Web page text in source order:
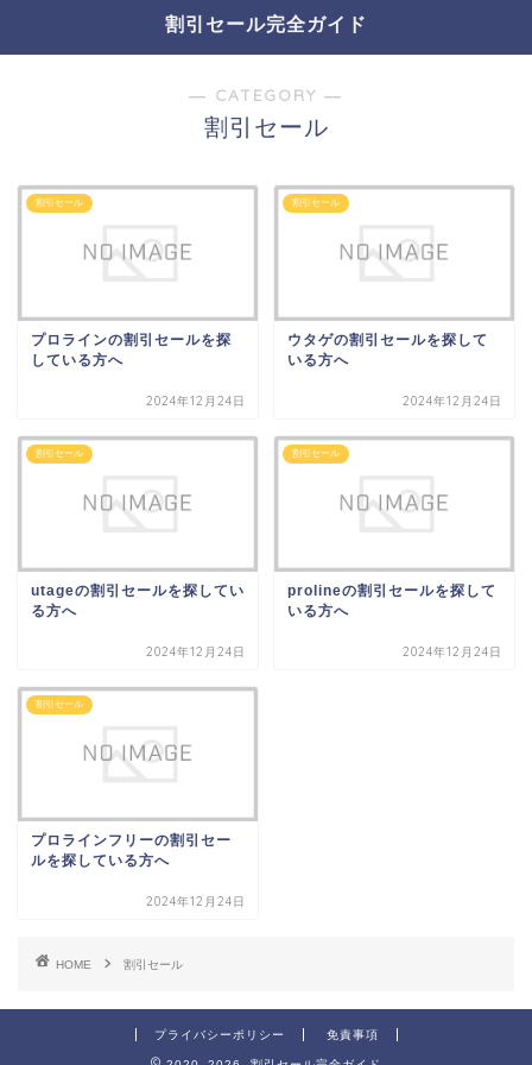
割引セール完全ガイド
― CATEGORY ―
割引セール
割引セール
プロラインの割引セールを探
している方へ
2024年12月24日
割引セール
ウタゲの割引セールを探して
いる方へ
2024年12月24日
割引セール
utageの割引セールを探してい
る方へ
2024年12月24日
割引セール
prolineの割引セールを探して
いる方へ
2024年12月24日
割引セール
プロラインフリーの割引セー
ルを探している方へ
2024年12月24日
HOME 割引セール
プライバシーポリシー 免責事項